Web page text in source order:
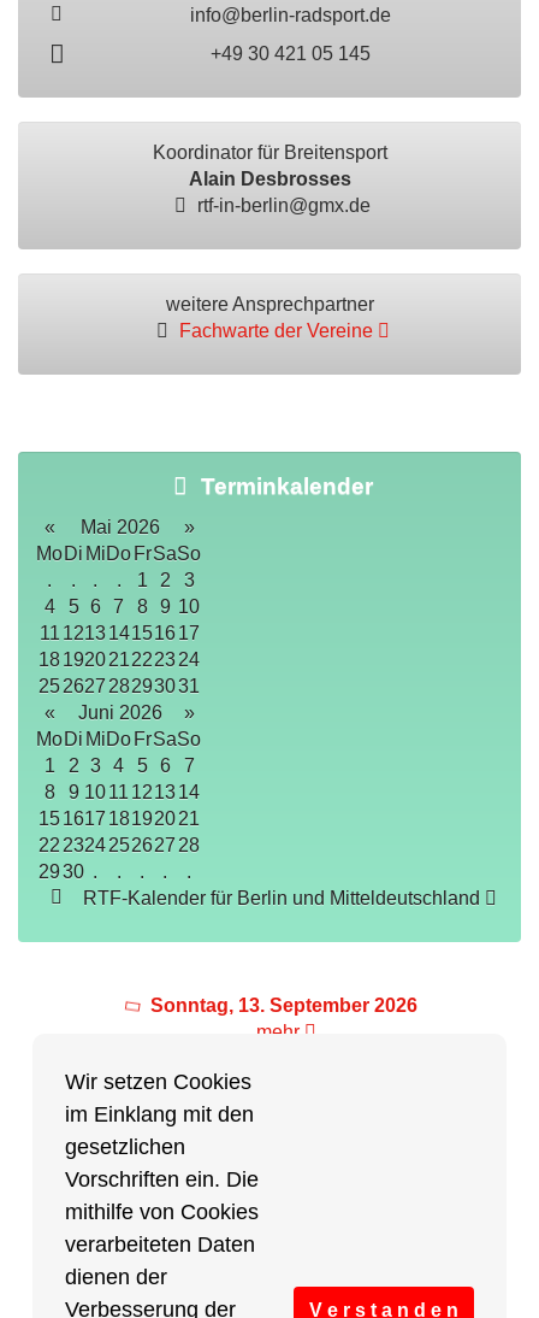
Wir setzen Cookies
im Einklang mit den
gesetzlichen
Vorschriften ein. Die
mithilfe von Cookies
verarbeiteten Daten
dienen der
Verbesserung der
V e r s t a n d e n
info@berlin-radsport.de
+49 30 421 05 145
Koordinator für Breitensport
Alain Desbrosses
rtf-in-berlin@gmx.de
weitere Ansprechpartner
Fachwarte der Vereine
Terminkalender
« Mai 2026
»
MoDi MiDo FrSaSo
.
. . . 1 2
3
4
5 6 7 8 9 10
11 121314151617
18192021222324
252627 28293031
«
Juni 2026
»
MoDi MiDo FrSaSo
1
2 3 4 5 6
7
8
9 1011 121314
151617 18192021
22 2324252627 28
2930 . . . .
.
RTF-Kalender für Berlin und Mitteldeutschland
Sonntag, 13. September 2026
mehr
Partner des Breitensports
Partner von BRV-Breitensport.de